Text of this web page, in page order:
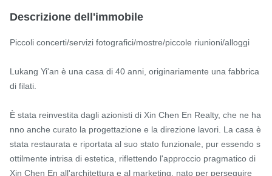
Descrizione dell'immobile
Piccoli concerti/servizi fotografici/mostre/piccole riunioni/alloggi
Lukang Yi'an è una casa di 40 anni, originariamente una fabbrica
di filati.
È stata reinvestita dagli azionisti di Xin Chen En Realty, che ne ha
nno anche curato la progettazione e la direzione lavori. La casa è
stata restaurata e riportata al suo stato funzionale, pur essendo s
ottilmente intrisa di estetica, riflettendo l'approccio pragmatico di
Xin Chen En all'architettura e al marketing, nato per perseguire